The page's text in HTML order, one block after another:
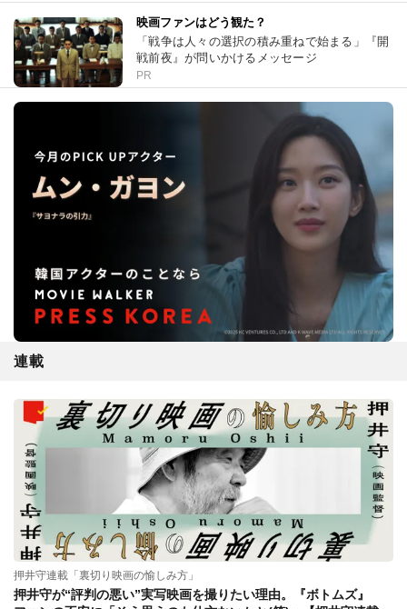
映画ファンはどう観た？
「戦争は人々の選択の積み重ねで始まる」『開
戦前夜』が問いかけるメッセージ
PR
連載
押井守連載「裏切り映画の愉しみ方」
押井守が“評判の悪い”実写映画を撮りたい理由。『ボトムズ』